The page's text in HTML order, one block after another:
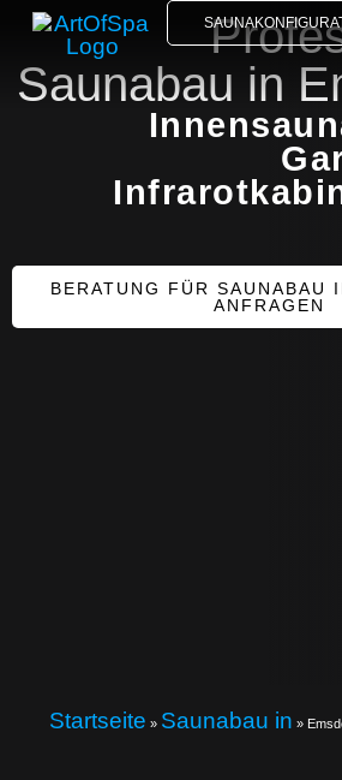
Saunabau in
BERATUNG FÜR SAUNABAU
ANFRAGEN
Startseite » Saunabau in »